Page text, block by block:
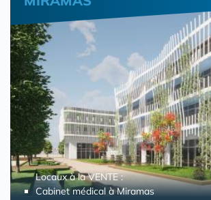
Locaux à la VENTE :
Cabinet médical à Miramas